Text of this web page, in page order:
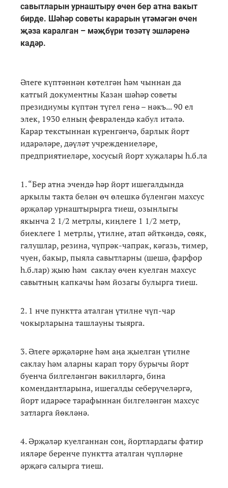
савытларын урнаштыру өчен бер атна вакыт
бирде. Шәһәр советы карарын үтәмәгән өчен
җәза каралган – мәҗбүри төзәтү эшләренә
кадәр.
Әлеге күптәннән көтелгән һәм чыннан да
катгый документны Казан шәһәр советы
президиумы күптән түгел генә – нәкъ... 90 ел
элек, 1930 елның февралендә кабул итәлә.
Карар текстыннан күренгәнчә, барлык йорт
идарәләре, дәүләт учреждениеләре,
предприятиеләре, хосусый йорт хуҗалары һ.б.ла
1. “Бер атна эчендә һәр йорт ишегалдында
аркылы такта белән өч өлешкә бүленгән махсус
әрҗәләр урнаштырырга тиеш, озынлыгы
якынча 2 1/2 метрлы, киңлеге 1 1/2 метр,
биеклеге 1 метрлы, үтилне, атап әйткәндә, сөяк,
галушлар, резина, чүпрәк-чапрак, кәгазь, тимер,
чуен, бакыр, пыяла савытларны (шешә, фарфор
һ.б.лар) җыю һәм саклау өчен куелган махсус
савытның капкачы һәм йозагы булырга тиеш.
2. 1 нче пунктта аталган үтилне чүп-чар
чокырларына ташлауны тыярга.
3. Әлеге әрҗәләрне һәм аңа җыелган үтилне
саклау һәм аларны карап тору бурычы йорт
буенча билгеләнгән вәкилләргә, бина
комендантларына, ишегалды себерүчеләргә,
йорт идарәсе тарафыннан билгеләнгән махсус
затларга йөкләнә.
4. Әрҗәләр куелганнан соң, йортлардагы фатир
ияләре беренче пунктта аталган чүпләрне
әрҗәгә салырга тиеш.